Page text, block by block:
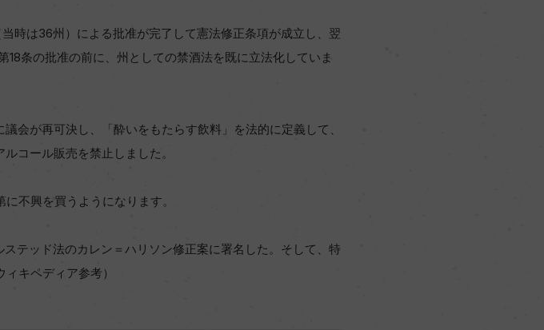
時は36州）による批准が完了して憲法修正条項が成立し、翌
条の批准の前に、州としての禁酒法を既に立法化していま
会が再可決し、「酔いをもたらす飲料」を法的に定義して、
コール販売を禁止しました。
不興を買うようになります。
テッド法のカレン＝ハリソン修正案に署名した。そして、特
キペディア参考）